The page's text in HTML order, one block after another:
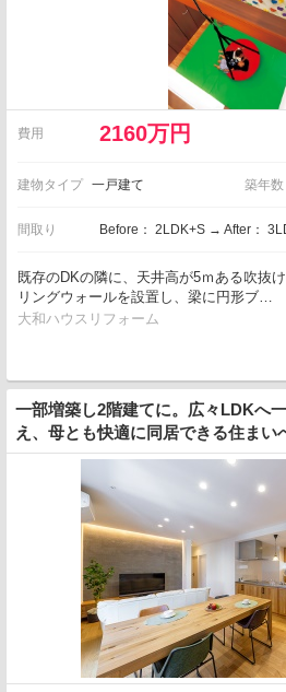
費用 2160万円
建物タイプ 一戸建て 築年数
間取り Before： 2LDK+S → After：
既存のDKの隣に、天井高が5ｍある吹抜
リングウォールを設置し、梁に円形ブ…
大和ハウスリフォーム
一部増築し2階建てに。広々LDKへ
え、母とも快適に同居できる住まい